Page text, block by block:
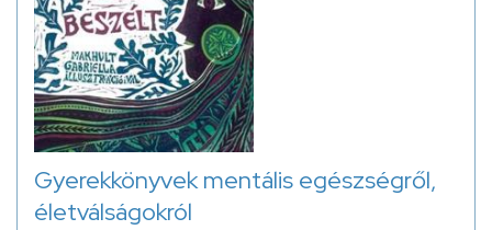
Gyerekkönyvek mentális egészségről,
életválságokról